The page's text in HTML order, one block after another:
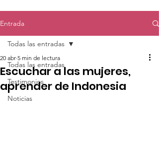
Entrada
Todas las entradas
Testimonios
Noticias
Todas las entradas
Escuchar a las mujeres,
aprender de Indonesia
20 abr 5 min de lectura